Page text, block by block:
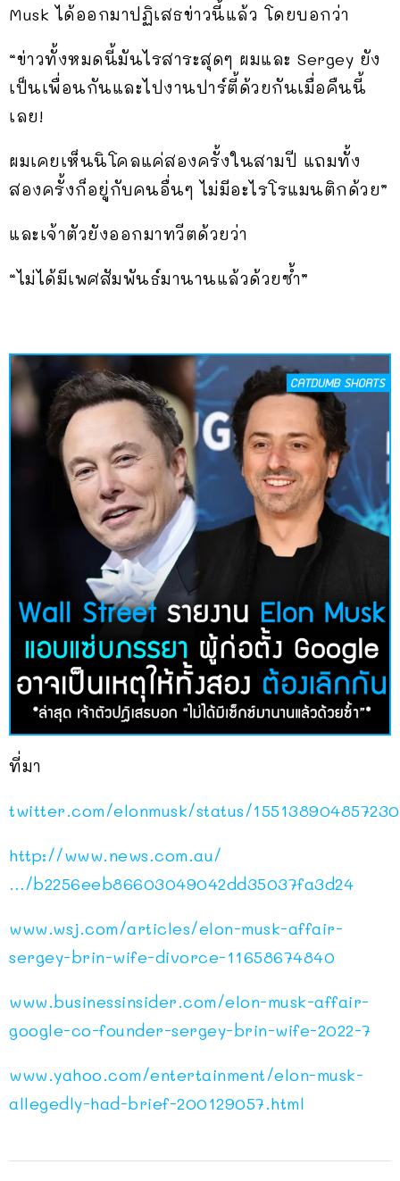
Musk ได้ออกมาปฏิเสธข่าวนี้แล้ว โดยบอกว่า
“ข่าวทั้งหมดนี้มันไรสาระสุดๆ ผมและ Sergey ยัง
เป็นเพื่อนกันและไปงานปาร์ตี้ด้วยกันเมื่อคืนนี้
เลย!
ผมเคยเห็นนิโคลแค่สองครั้งในสามปี แถมทั้ง
สองครั้งก็อยู่กับคนอื่นๆ ไม่มีอะไรโรแมนติกด้วย”
และเจ้าตัวยังออกมาทวีตด้วยว่า
“ไม่ได้มีเพศสัมพันธ์มานานแล้วด้วยซ้ำ”
ที่มา
twitter.com/elonmusk/status/
http://www.news.com.au/
…/b2256eeb86603049042dd35037fa3d24
www.wsj.com/articles/elon-musk-affair-
sergey-brin-wife-divorce-11658674840
www.businessinsider.com/elon-musk-affair-
google-co-founder-sergey-brin-wife-2022-7
www.yahoo.com/entertainment/elon-musk-
allegedly-had-brief-200129057.html